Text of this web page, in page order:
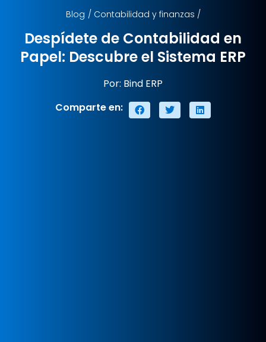
Blog / Contabilidad y finanzas /
Despídete de Contabilidad en
Papel: Descubre el Sistema ERP
Por: Bind ERP
Comparte en: